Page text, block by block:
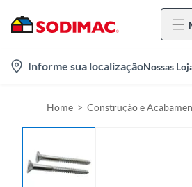
Informe sua localizaçãoNossas
Home Construção e